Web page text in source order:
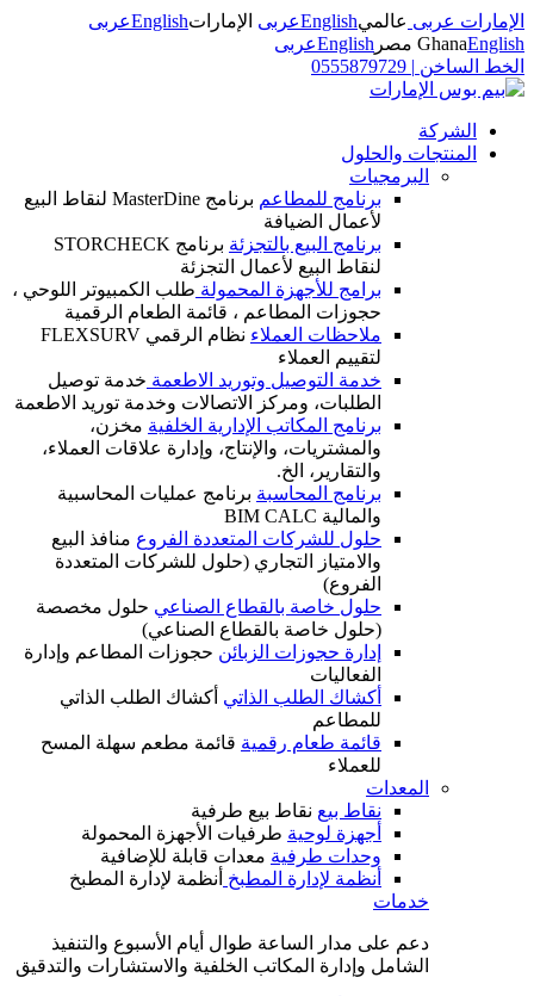
Englishعربى الإماراتEnglish عربى
Englishعربى
برنامج MasterDine لنقاط البيع
برنامج البيع بالتجزئة
برنامج STORCHECK
لنقاط البيع لأعمال التجزئة
برامج للأجهزة المحمولةطلب الكمبيوتر اللوحي ،
حجوزات المطاعم ، قائمة الطعام الرقمية
نظام الرقمي FLEXSURV
خدمة التوصيل وتوريد الاطعمةخدمة توصيل
الطلبات، ومركز الاتصالات وخدمة توريد الاطعمة
برنامج المكاتب الإدارية الخلفية مخزن،
والمشتريات، والإنتاج، وإدارة علاقات العملاء،
برنامج عمليات المحاسبية
حلول للشركات المتعددة الفروع منافذ البيع
والامتياز التجاري (حلول للشركات المتعددة
حلول خاصة بالقطاع الصناعي حلول مخصصة
(حلول خاصة بالقطاع الصناعي)
إدارة حجوزات الزبائن حجوزات المطاعم وإدارة
أكشاك الطلب الذاتي أكشاك الطلب الذاتي
قائمة طعام رقمية
قائمة مطعم سهلة المسح
نقاط بيع طرفية
طرفيات الأجهزة المحمولة
معدات قابلة للإضافية
أنظمة لإدارة المطبخأنظمة لإدارة المطبخ
مدار الساعة طوال أيام الأسبوع والتنفيذ
وإدارة المكاتب الخلفية والاستشارات والتدقيق